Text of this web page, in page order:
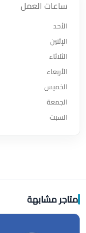
ساعات العمل
الأحد
الإثنين
الثلاثاء
الأربعاء
الخميس
الجمعة
السبت
متاجر مشابهة